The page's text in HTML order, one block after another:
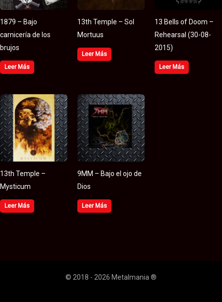
1879 – Bajo
carnicería de los
brujos
Leer Más
13th Temple – Sol
Mortuus
Leer Más
13 Bells of Doom –
Rehearsal (30​-​08​-​
2015)
Leer Más
13th Temple –
Mysticum
Leer Más
9MM – Bajo el ojo de
Dios
Leer Más
© 2018 - 2026 Metalmania ®